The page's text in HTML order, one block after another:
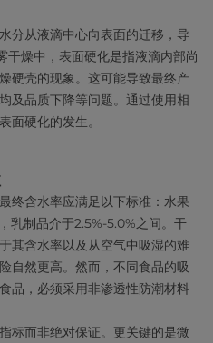
分从液滴中心向表面的迁移，导
干燥中，表面硬化是指液滴内部尚
硬壳的现象。这可能导致最终产
及品质下降等问题。通过使用相
面硬化的发生。
终含水率应满足以下标准：水果
乳制品介于2.5%-5.0%之间。干
其含水率以及从空气中吸湿的难
自然更高。然而，不同食品的吸
品，必须采用非渗透性防潮材料
标而非绝对保证。更关键的是微